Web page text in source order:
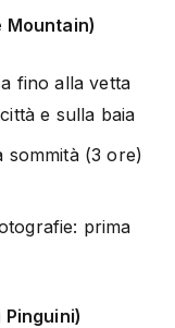
Mountain)
fino alla vetta
e sulla baia
sommità (3 ore)
prima